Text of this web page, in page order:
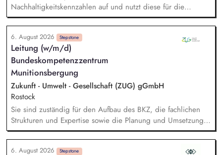
Nachhaltigkeitsinitiativen zur Reduzierung von Emissionen,
Abfällen und Ressourcenverbrauch.
Nachhaltigkeitskennzahlen auf und nutzt diese für die
Erstellung sowie kontinuierliche Weiterentwicklung unseres
Nachhaltigkeitsberichts nach anerkannten Berichtsstandards
(z. B. VSME). Bei der Berechnung und Weiterentwicklung
unseres Corporate Carbon Footprints (CCF) unterstützt du
und leitest gemeinsam mit dem Team Maßnahmen zur
Emissionsreduzierung ab. Du entwickelst ökologische
Nachhaltigkeitskennzahlen, Klimaziele und Maßnahmen mit
und unterstützt deren Umsetzung sowie Erfolgskontrolle.
Darüber hinaus unterstützt du das Projektmanagement bei
unseren Projekten im Bereich Windenergie, Photovoltaik,
Batteriespeicher und weiteren Zukunftsthemen der
Energiewirtschaft.
6. August 2026 Stepstone
Leitung (w/m/d)
Bundeskompetenzzentrum
Munitionsbergung
Zukunft - Umwelt - Gesellschaft (ZUG) gGmbH
Rostock
Sie sind zuständig für den Aufbau des BKZ, die fachlichen
Strukturen und Expertise sowie die Planung und Umsetzung
der mit der Auftraggeberin vereinbarten fachlichen und
strategischen Ziele. Sie übernehmen die disziplinarische
6. August 2026 Stepstone